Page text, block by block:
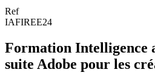
Ref
IAFIREE24
Formation Intelligence
suite Adobe pour les